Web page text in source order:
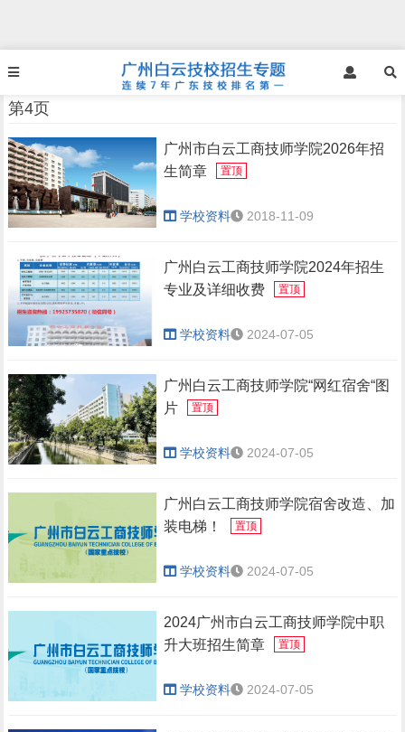
第4页
广州市白云工商技师学院2026年招
生简章
置顶
学校资料 2018-11-09
广州白云工商技师学院2024年招生
专业及详细收费
置顶
学校资料 2024-07-05
广州白云工商技师学院“网红宿舍“图
片
置顶
学校资料 2024-07-05
广州白云工商技师学院宿舍改造、加
装电梯！
置顶
学校资料 2024-07-05
2024广州市白云工商技师学院中职
升大班招生简章
置顶
学校资料 2024-07-05